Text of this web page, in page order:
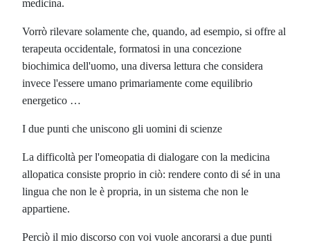
medicina.
Vorrò rilevare solamente che, quando, ad esempio, si offre al
terapeuta occidentale, formatosi in una concezione
biochimica dell'uomo, una diversa lettura che considera
invece l'essere umano primariamente come equilibrio
energetico …
I due punti che uniscono gli uomini di scienze
La difficoltà per l'omeopatia di dialogare con la medicina
allopatica consiste proprio in ciò: rendere conto di sé in una
lingua che non le è propria, in un sistema che non le
appartiene.
Perciò il mio discorso con voi vuole ancorarsi a due punti